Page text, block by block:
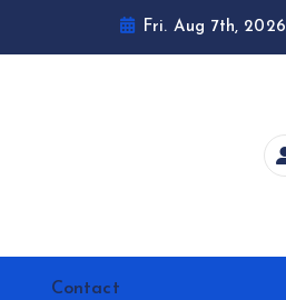
Fri. Aug 7th, 2026
Contact